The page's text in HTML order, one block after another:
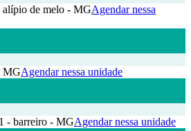
alípio de melo - MGAgendar nessa
MGAgendar nessa unidade
- barreiro - MGAgendar nessa unidade